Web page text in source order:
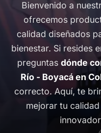
Bienvenido a
ofrecemos
calidad diseñados
bienestar. Si resides
preguntas dónde
Río - Boyacá en
correcto. Aquí, te
mejorar tu